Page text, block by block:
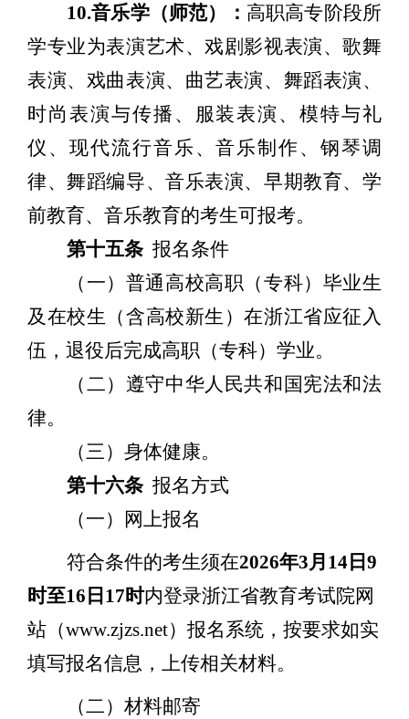
10.音乐学（师范）： 高职高专阶段所
学专业为表演艺术、戏剧影视表演、歌舞
表演、戏曲表演、曲艺表演、舞蹈表演、
时尚表演与传播、服装表演、模特与礼
仪、现代流行音乐、音乐制作、钢琴调
律、舞蹈编导、音乐表演、早期教育、学
前教育、音乐教育的考生可报考。
第十五条 报名条件
（一）普通高校高职（专科）毕业生
及在校生（含高校新生）在浙江省应征入
伍，退役后完成高职（专科）学业。
（二）遵守中华人民共和国宪法和法
律。
（三）身体健康。
第十六条 报名方式
（一）网上报名
符合条件的考生须在2026年3月 14 日 9
时至16 日 17时内登录浙江省教育考试院网
站（www.zjzs.net）报名系统，按要求如实
填写报名信息，上传相关材料。
（二）材料邮寄